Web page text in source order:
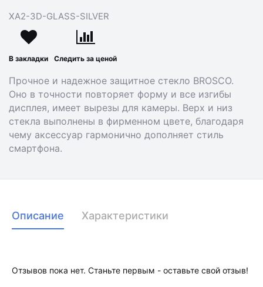
XA2-3D-GLASS-SILVER
В закладки Следить за ценой
Прочное и надежное защитное стекло BROSCO.
Оно в точности повторяет форму и все изгибы
дисплея, имеет вырезы для камеры. Верх и низ
стекла выполнены в фирменном цвете, благодаря
чему аксессуар гармонично дополняет стиль
смартфона.
Описание Характеристики
Отзывов пока нет. Станьте первым - оставьте свой отзыв!